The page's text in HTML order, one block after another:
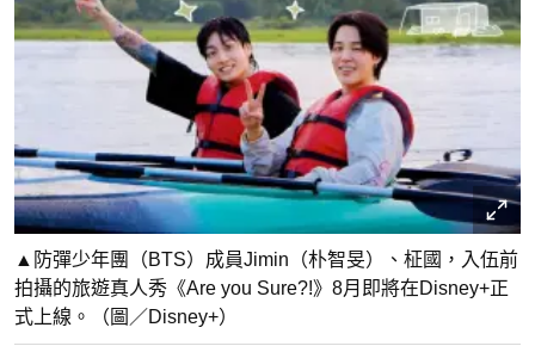
▲防彈少年團（BTS）成員Jimin（朴智旻）、柾國，入伍前
拍攝的旅遊真人秀《Are you Sure?!》8月即將在Disney+正
式上線。（圖／Disney+）